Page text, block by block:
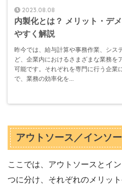
2023.08.08
内製化とは？ メリット・デ
やすく解説
昨今では、給与計算や事務作業、シス
ど、企業内におけるさまざまな業務を
可能です。それぞれを専門に行う企業
で、業務の効率化を...
アウトソース／インソ
ここでは、アウトソースとイ
つに分け、それぞれのメリッ